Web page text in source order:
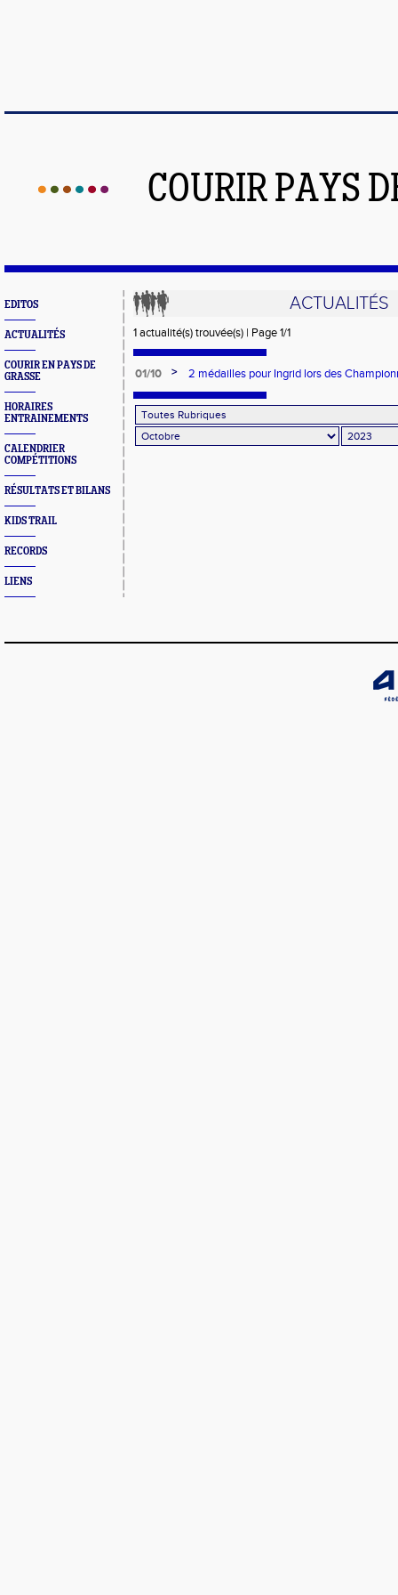
COURIR PAYS
EDITOS
ACTUALITÉS
COURIR EN PAYS DE
GRASSE
HORAIRES
ENTRAINEMENTS
CALENDRIER
COMPÉTITIONS
RÉSULTATS ET BILANS
KIDS TRAIL
RECORDS
LIENS
ACTUALITÉS
1 actualité(s) trouvée(s) | Page 1/1
01/10 > 2 médailles pour Ingrid lors des